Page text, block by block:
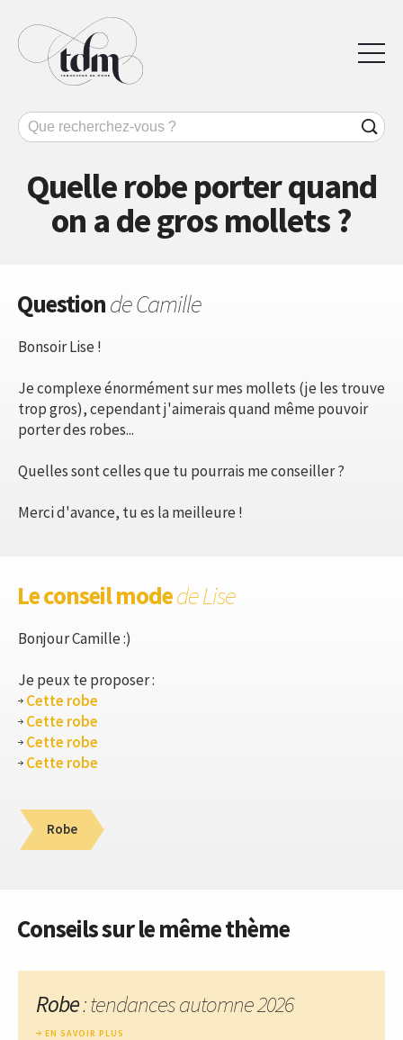
Quelle robe porter quand
on a de gros mollets ?
Questionde Camille
Bonsoir Lise !
Je complexe énormément sur mes mollets (je les trouve
trop gros), cependant j'aimerais quand même pouvoir
porter des robes...
Quelles sont celles que tu pourrais me conseiller ?
Merci d'avance, tu es la meilleure !
Le conseil modede Lise
Bonjour Camille :)
Je peux te proposer :
Cette robe
Cette robe
Cette robe
Cette robe
Robe
Conseils sur le même thème
Robe: tendances automne 2026
EN SAVOIR PLUS